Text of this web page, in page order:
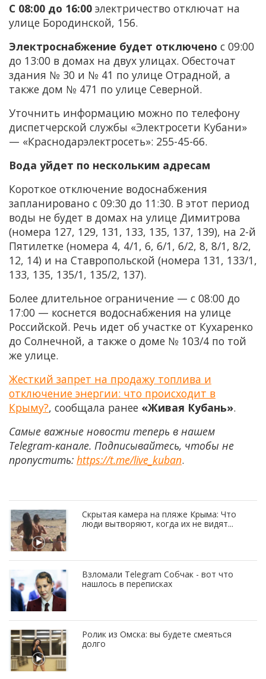
С 08:00 до 16:00 электричество отключат на
улице Бородинской, 156.
Электроснабжение будет отключено с 09:00
до 13:00 в домах на двух улицах. Обесточат
здания № 30 и № 41 по улице Отрадной, а
также дом № 471 по улице Северной.
Уточнить информацию можно по телефону
диспетчерской службы «Электросети Кубани»
— «Краснодарэлектросеть»: 255-45-66.
Вода уйдет по нескольким адресам
Короткое отключение водоснабжения
запланировано с 09:30 до 11:30. В этот период
воды не будет в домах на улице Димитрова
(номера 127, 129, 131, 133, 135, 137, 139), на 2-й
Пятилетке (номера 4, 4/1, 6, 6/1, 6/2, 8, 8/1, 8/2,
12, 14) и на Ставропольской (номера 131, 133/1,
133, 135, 135/1, 135/2, 137).
Более длительное ограничение — с 08:00 до
17:00 — коснется водоснабжения на улице
Российской. Речь идет об участке от Кухаренко
до Солнечной, а также о доме № 103/4 по той
же улице.
Жесткий запрет на продажу топлива и
отключение энергии: что происходит в
Крыму?, сообщала ранее «Живая Кубань».
Самые важные новости теперь в нашем
Telegram-канале. Подписывайтесь, чтобы не
пропустить: https://t.me/live_kuban.
Скрытая камера на пляже Крыма: Что
люди вытворяют, когда их не видят...
Взломали Telegram Собчак - вот что
нашлось в переписках
Ролик из Омска: вы будете смеяться
долго